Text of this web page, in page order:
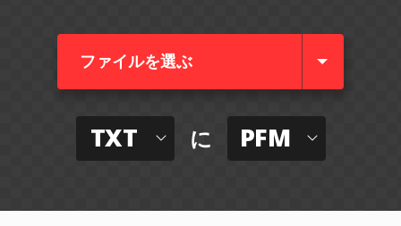
ファイルを選ぶ
TXT に PFM